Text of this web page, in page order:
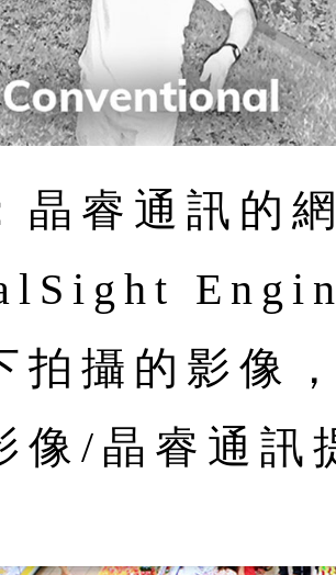
晶睿通訊的
拍攝的影像
像/晶睿通訊